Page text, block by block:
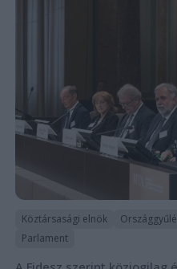
Köztársasági elnök
Parlament